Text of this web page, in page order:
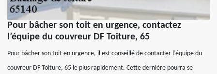
Pour bâcher son toit en urgence, contactez
l’équipe du couvreur DF Toiture, 65
Pour bâcher son toit en urgence, il est conseillé de contacter l’équipe du
couvreur DF Toiture, 65 le plus rapidement. Cette dernière pourra se